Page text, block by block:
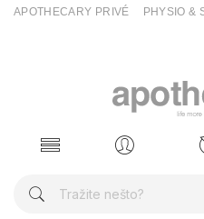
APOTHECARY PRIVÉ PHYSIO &